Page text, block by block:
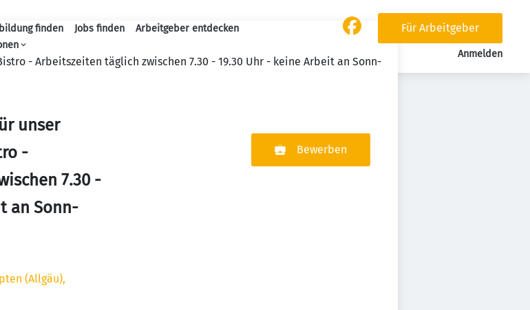
finden Jobs finden
Arbeitgeber entdecken
Für Arbeitgeber
Anmelden
- Arbeitszeiten täglich zwischen 7.30 - 19.30 Uhr - keine Arbeit an Sonn-
unser
-
7.30 -
an Sonn-
(Allgäu),
Bewerben